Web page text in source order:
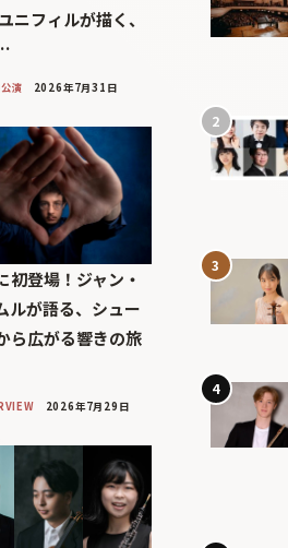
ニフィルが描く、
演 2026年7月31日
初登場！ジャン・
ルが語る、シュー
ら広がる響きの旅
2026年7月29日